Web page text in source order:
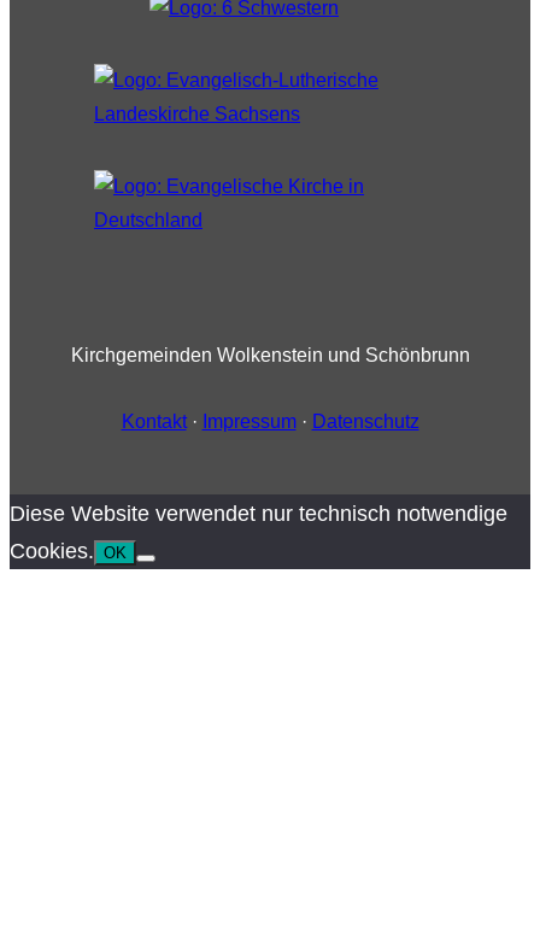
Kirchgemeinden Wolkenstein und Schönbrunn
Kontakt· Impressum· Datenschutz
Diese Website verwendet nur technisch notwendige
Cookies. OK